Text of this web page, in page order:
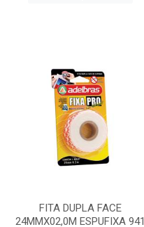
FITA DUPLA FACE
24MMX02,0M ESPUFIXA 941